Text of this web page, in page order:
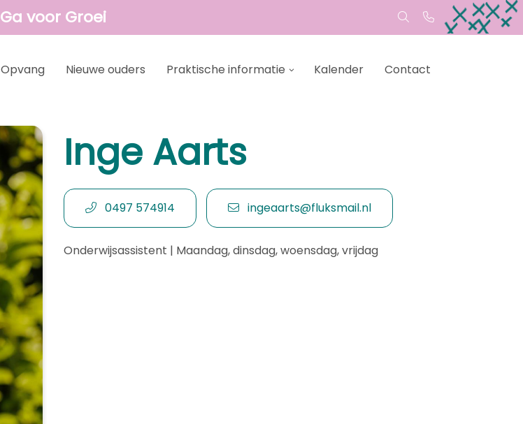
Ga voor Groei
Opvang Nieuwe ouders Praktische informatie Kalender Contact
Inge Aarts
0497 574914 ingeaarts@fluksmail.nl
Onderwijsassistent | Maandag, dinsdag, woensdag, vrijdag